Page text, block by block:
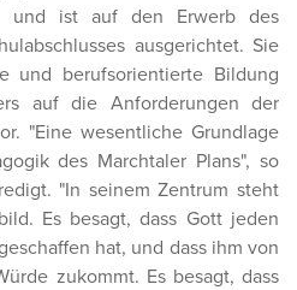
und ist auf den Erwerb des
ausgerichtet. Sie
und berufsorientierte Bildung
auf die Anforderungen der
"Eine wesentliche Grundlage
des Marchtaler Plans", so
"In seinem Zentrum steht
Es besagt, dass Gott jeden
hat, und dass ihm von
zukommt. Es besagt, dass